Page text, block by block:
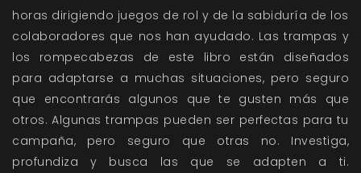
horas dirigiendo juegos de rol y de la sabiduría de los
colaboradores que nos han ayudado. Las trampas y
los rompecabezas de este libro están diseñados
para adaptarse a muchas situaciones, pero seguro
que encontrarás algunos que te gusten más que
otros. Algunas trampas pueden ser perfectas para tu
campaña, pero seguro que otras no. Investiga,
profundiza y busca las que se adapten a ti.